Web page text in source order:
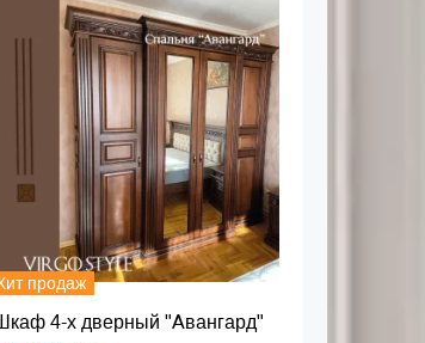
продаж
Шкаф 4-х дверный "Авангард"